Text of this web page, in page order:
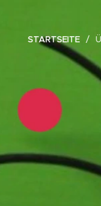
STARTSEITE